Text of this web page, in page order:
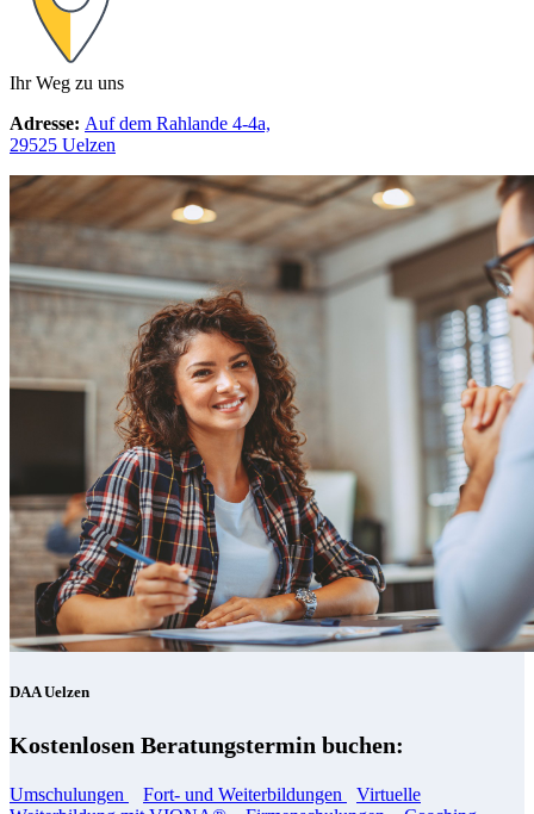
Ihr Weg zu uns
Adresse: Auf dem Rahlande 4-4a,
29525 Uelzen
DAA Uelzen
Kostenlosen Beratungstermin buchen:
Umschulungen Fort- und Weiterbildungen
Virtuelle